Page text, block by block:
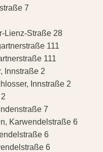
7
Lienz-Straße 28
111
111
Innstraße 2
Innstraße 2
7
Karwendelstraße 6
6
6